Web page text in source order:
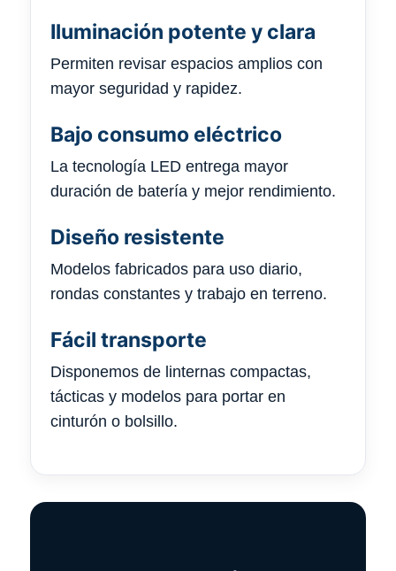
Iluminación potente y clara
Permiten revisar espacios amplios con
mayor seguridad y rapidez.
Bajo consumo eléctrico
La tecnología LED entrega mayor
duración de batería y mejor rendimiento.
Diseño resistente
Modelos fabricados para uso diario,
rondas constantes y trabajo en terreno.
Fácil transporte
Disponemos de linternas compactas,
tácticas y modelos para portar en
cinturón o bolsillo.